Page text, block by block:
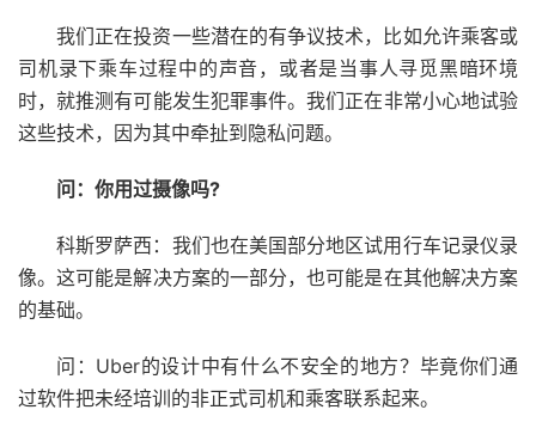
我们正在投资一些潜在的有争议技术，比如允许乘客或
司机录下乘车过程中的声音，或者是当事人寻觅黑暗环境
时，就推测有可能发生犯罪事件。我们正在非常小心地试验
这些技术，因为其中牵扯到隐私问题。
问：你用过摄像吗?
科斯罗萨西：我们也在美国部分地区试用行车记录仪录
像。这可能是解决方案的一部分，也可能是在其他解决方案
的基础。
问：Uber的设计中有什么不安全的地方？毕竟你们通
过软件把未经培训的非正式司机和乘客联系起来。